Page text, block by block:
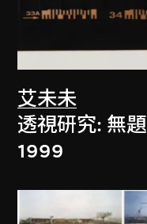
艾未未
透視研究: 無題
1999